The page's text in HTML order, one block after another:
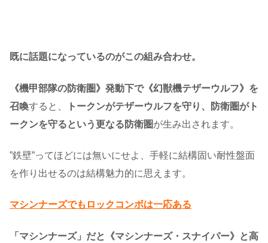
既に話題になっているのがこの組み合わせ。
《機甲部隊の防衛圏》発動下で《幻獣機テザーウルフ》を
召喚すると、
トークンがテザーウルフを守り、防衛圏がト
ークンを守るという更なる防衛圏が生み出されます。
”鉄壁”ってほどには無いにせよ、手軽に結構固い耐性盤面
を作り出せるのは結構魅力的に思えます。
マシンナーズでもロックコンボは一応ある
「マシンナーズ」だと《マシンナーズ・スナイパー》と高